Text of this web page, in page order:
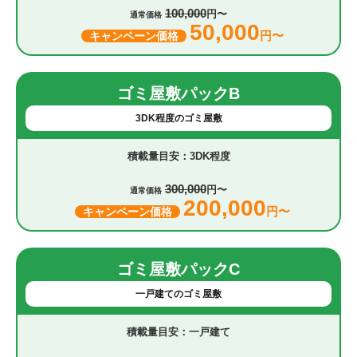
通常価格 100,000円〜
キャンペーン価格 50,000 円〜
ゴミ屋敷パックB
3DK程度のゴミ屋敷
3DK程度
通常価格 300,000円〜
キャンペーン価格 200,000 円〜
ゴミ屋敷パックC
一戸建てのゴミ屋敷
一戸建て